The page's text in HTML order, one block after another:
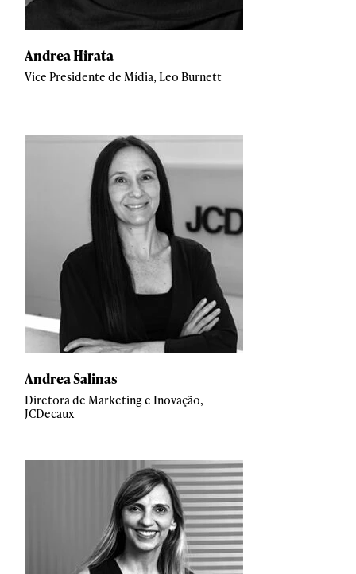
Andrea Hirata
Vice Presidente de Mídia, Leo Burnett
Andrea Salinas
Diretora de Marketing e Inovação,
JCDecaux